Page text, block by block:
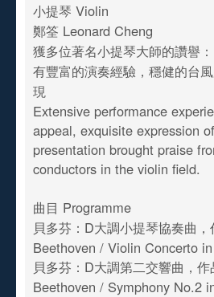
小提琴 Violin
鄭筌 Leonard Cheng
獲多位著名小提琴大師的讚譽：
有豐富的演奏經驗，穩健的台
現
Extensive performance
appeal, exquisite expression
presentation brought praise
conductors in the violin field.
曲目 Programme
貝多芬：D大調小提琴協奏曲，
Beethoven / Violin Concerto
貝多芬：D大調第二交響曲，
Beethoven / Symphony No.2